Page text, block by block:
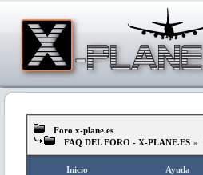
Foro x-plane.es
FAQ DEL FORO - X-PLANE.ES »
Inicio Ayuda